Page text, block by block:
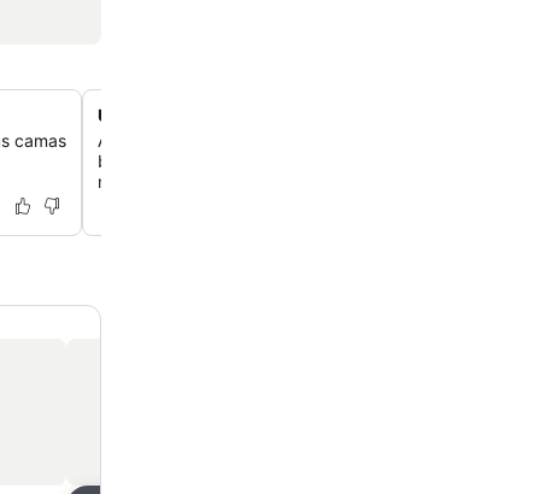
camas
Ubicación frente a la playa de Spratt Bight
Accede directamente a la playa de Spratt Bight,
blanca y sus aguas cristalinas de color turquesa,
nadar y tomar el sol.